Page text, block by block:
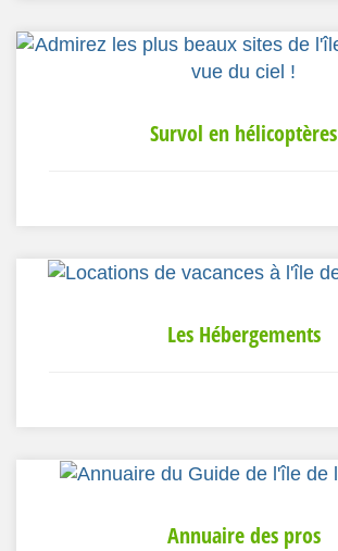
Survol en hélicoptères
Les Hébergements
Annuaire des pros